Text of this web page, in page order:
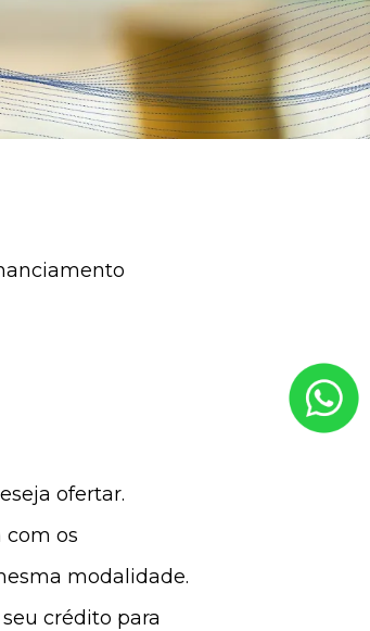
ofertar.
com os
modalidade.
crédito para